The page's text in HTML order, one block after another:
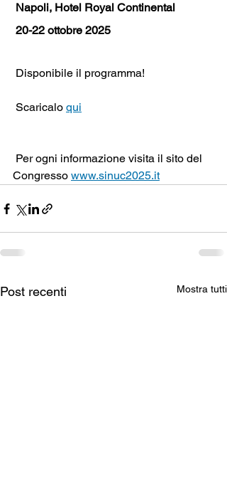
Napoli, Hotel Royal Continental
20-22 ottobre 2025
Disponibile il programma!
Scaricalo qui
Congresso www.sinuc2025.it
Post recenti Mostra tutti